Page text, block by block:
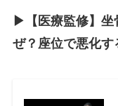
▶︎【医療監修】坐
ぜ？座位で悪化